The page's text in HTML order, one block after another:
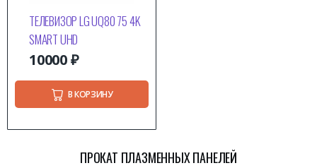
ТЕЛЕВИЗОР LG UQ80 75 4K
SMART UHD
10000₽
В КОРЗИНУ
ПРОКАТ ПЛАЗМЕННЫХ ПАНЕЛЕЙ